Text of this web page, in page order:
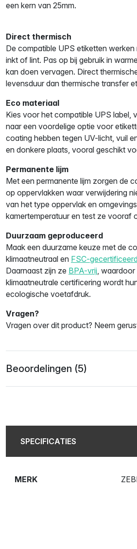
een kern van 25mm.
Direct thermisch
De compatible UPS etiketten
inkt of lint. Pas op bij gebruik in
kan doen vervagen. Direct
levensduur dan thermische transfer
Eco materiaal
Kies voor het compatible UPS label,
naar een voordelige optie voor
coating hebben tegen UV-licht, vuil
en donkere plaats, vooral geschikt
Permanente lijm
Met een permanente lijm zorgen de
op oppervlakken waar verwijdering
van het type oppervlak en
kamertemperatuur en test ze vooraf
Duurzaam geproduceerd
Maak een duurzame keuze met de
klimaatneutraal en FSC-
Daarnaast zijn ze BPA-vrij, waardoor
klimaatneutrale certificering wordt
ecologische voetafdruk.
Vragen?
Vragen over dit product? Neem
Beoordelingen (5)
SPECIFICATIES
MERK